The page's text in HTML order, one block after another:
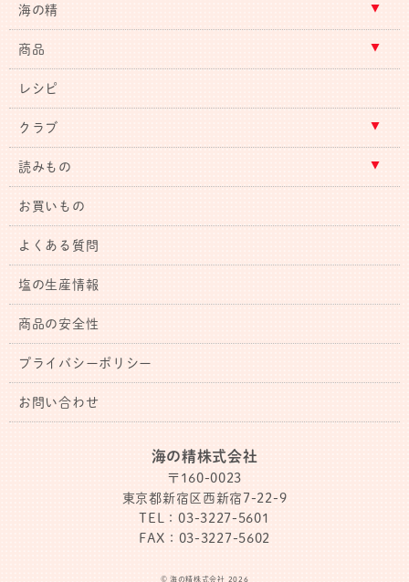
海の精
商品
レシピ
クラブ
読みもの
お買いもの
よくある質問
塩の生産情報
商品の安全性
プライバシーポリシー
お問い合わせ
海の精株式会社
〒160-0023
東京都新宿区西新宿7-22-9
TEL：03-3227-5601
FAX：03-3227-5602
© 海の精株式会社 2026